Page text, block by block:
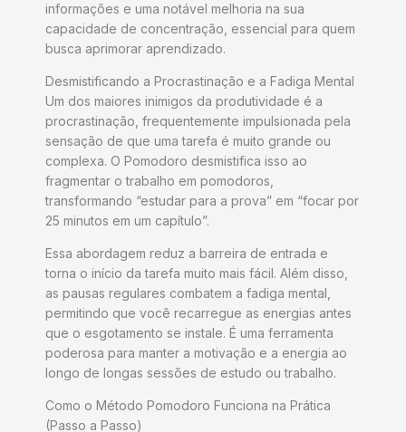
informações e uma notável melhoria na sua
capacidade de concentração, essencial para quem
busca aprimorar aprendizado.
Desmistificando a Procrastinação e a Fadiga Mental
Um dos maiores inimigos da produtividade é a
procrastinação, frequentemente impulsionada pela
sensação de que uma tarefa é muito grande ou
complexa. O Pomodoro desmistifica isso ao
fragmentar o trabalho em pomodoros,
transformando “estudar para a prova” em “focar por
25 minutos em um capítulo”.
Essa abordagem reduz a barreira de entrada e
torna o início da tarefa muito mais fácil. Além disso,
as pausas regulares combatem a fadiga mental,
permitindo que você recarregue as energias antes
que o esgotamento se instale. É uma ferramenta
poderosa para manter a motivação e a energia ao
longo de longas sessões de estudo ou trabalho.
Como o Método Pomodoro Funciona na Prática
(Passo a Passo)